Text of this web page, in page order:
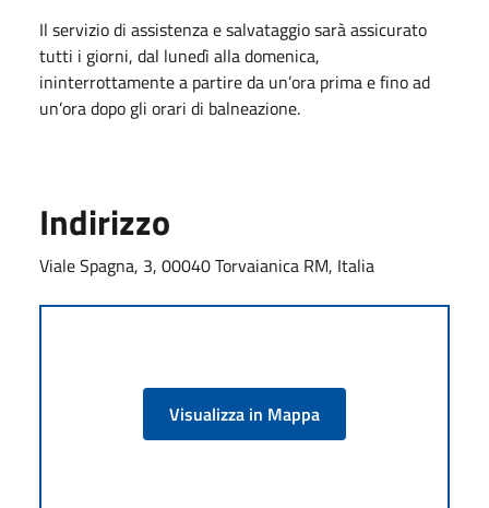
Il servizio di assistenza e salvataggio sarà assicurato
tutti i giorni, dal lunedì alla domenica,
ininterrottamente a partire da un’ora prima e fino ad
un’ora dopo gli orari di balneazione.
Indirizzo
Viale Spagna, 3, 00040 Torvaianica RM, Italia
Visualizza in Mappa